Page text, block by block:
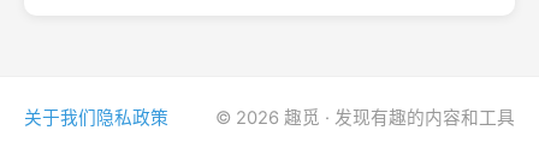
关于我们 隐私政策 © 2026 趣觅 · 发现有趣的内容和工具